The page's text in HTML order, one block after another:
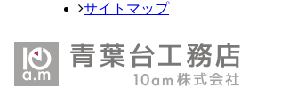
サイトマップ